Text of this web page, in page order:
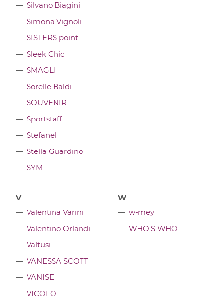
Silvano Biagini
Simona Vignoli
SISTERS point
Sleek Chic
SMAGLI
Sorelle Baldi
SOUVENIR
Sportstaff
Stefanel
Stella Guardino
SYM
V
Valentina Varini
Valentino Orlandi
Valtusi
VANESSA SCOTT
VANISE
VICOLO
W
w-mey
WHO'S WHO